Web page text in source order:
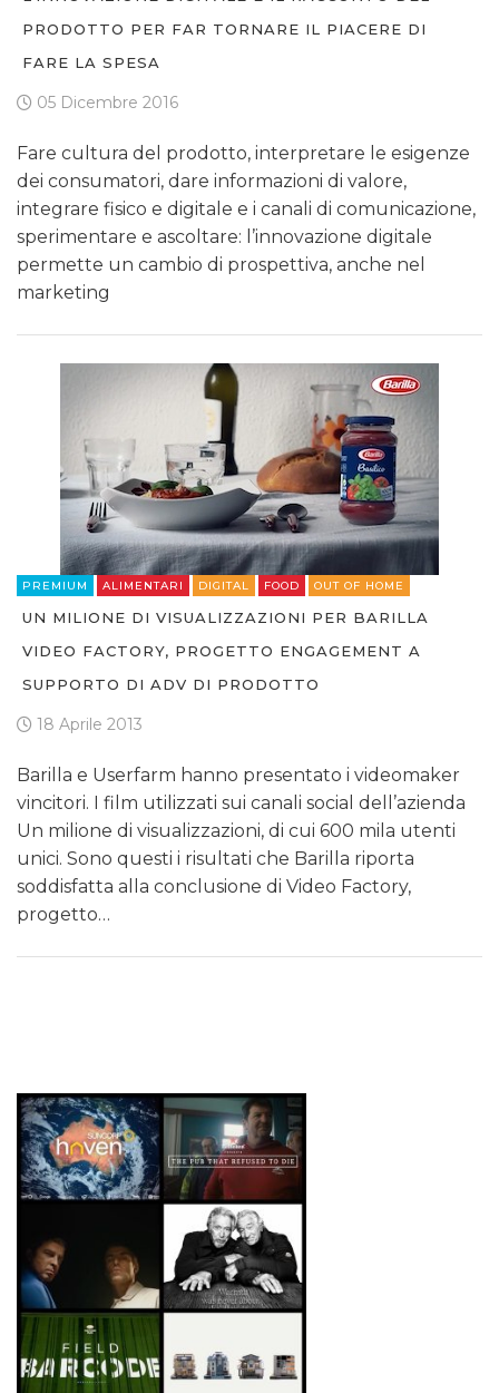
PRODOTTO PER FAR TORNARE IL PIACERE DI
FARE LA SPESA
05 Dicembre 2016
Fare cultura del prodotto, interpretare le esigenze
dei consumatori, dare informazioni di valore,
integrare fisico e digitale e i canali di comunicazione,
sperimentare e ascoltare: l’innovazione digitale
permette un cambio di prospettiva, anche nel
marketing
PREMIUM ALIMENTARI DIGITAL FOOD OUT OF HOME
UN MILIONE DI VISUALIZZAZIONI PER BARILLA
VIDEO FACTORY, PROGETTO ENGAGEMENT A
SUPPORTO DI ADV DI PRODOTTO
18 Aprile 2013
Barilla e Userfarm hanno presentato i videomaker
vincitori. I film utilizzati sui canali social dell’azienda
Un milione di visualizzazioni, di cui 600 mila utenti
unici. Sono questi i risultati che Barilla riporta
soddisfatta alla conclusione di Video Factory,
progetto…